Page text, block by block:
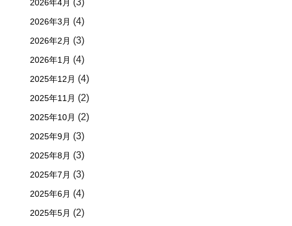
2026年4月 (3)
2026年3月 (4)
2026年2月 (3)
2026年1月 (4)
2025年12月 (4)
2025年11月 (2)
2025年10月 (2)
2025年9月 (3)
2025年8月 (3)
2025年7月 (3)
2025年6月 (4)
2025年5月 (2)